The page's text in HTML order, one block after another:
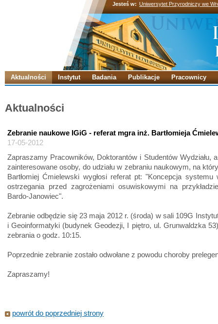
Jesteś w: Uniwersytet Przyrodniczy we
Aktualności Instytut Badania Publikacje Pracownicy
Aktualności
Zebranie naukowe IGiG - referat mgra inż. Bartłomieja
17-05-2012
Zapraszamy Pracowników, Doktorantów i Studentów Wydziału,
zainteresowane osoby, do udziału w zebraniu naukowym, na
Bartłomiej Ćmielewski wygłosi referat pt: "Koncepcja systemu
ostrzegania przed zagrożeniami osuwiskowymi na
Bardo-Janowiec".
Zebranie odbędzie się 23 maja 2012 r. (środa) w sali 109G
i Geoinformatyki (budynek Geodezji, I piętro, ul. Grunwaldzka
zebrania o godz. 10:15.
Poprzednie zebranie zostało odwołane z powodu choroby
Zapraszamy!
powrót do poprzedniej strony